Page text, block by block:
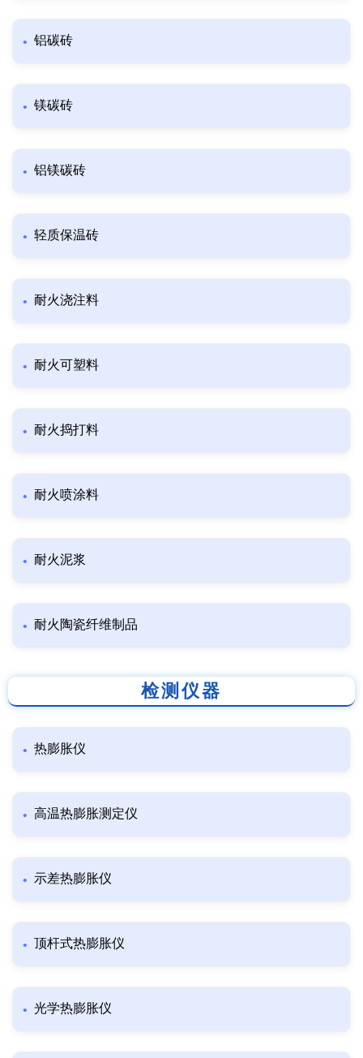
铝碳砖
镁碳砖
铝镁碳砖
轻质保温砖
耐火浇注料
耐火可塑料
耐火捣打料
耐火喷涂料
耐火泥浆
耐火陶瓷纤维制品
检测仪器
热膨胀仪
高温热膨胀测定仪
示差热膨胀仪
顶杆式热膨胀仪
光学热膨胀仪